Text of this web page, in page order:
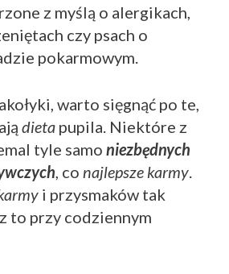
z myślą o alergikach,
czy psach o
pokarmowym.
warto sięgnąć po te,
dieta pupila. Niektóre z
tyle samo niezbędnych
, co najlepsze karmy.
i przysmaków tak
to przy codziennym